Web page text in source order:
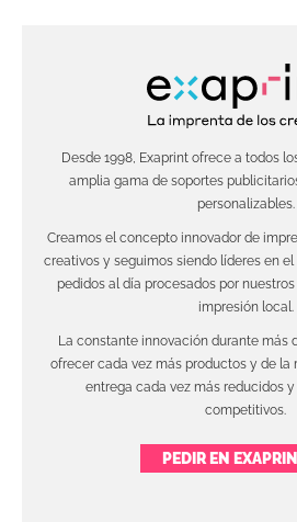
Desde 1998, Exaprint ofrece a todos
amplia gama de soportes
personalizables.
Creamos el concepto innovador de
creativos y seguimos siendo líderes en el
pedidos al día procesados por
impresión local.
La constante innovación durante más
ofrecer cada vez más productos y de la
entrega cada vez más reducidos
competitivos.
PEDIR EN